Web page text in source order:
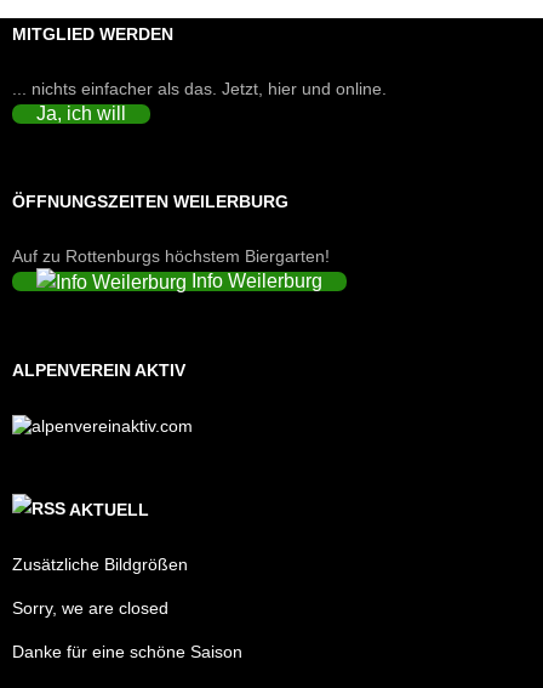
MITGLIED WERDEN
... nichts einfacher als das. Jetzt, hier und online.
Ja, ich will
ÖFFNUNGSZEITEN WEILERBURG
Auf zu Rottenburgs höchstem Biergarten!
Info Weilerburg
ALPENVEREIN AKTIV
AKTUELL
Zusätzliche Bildgrößen
Sorry, we are closed
Danke für eine schöne Saison